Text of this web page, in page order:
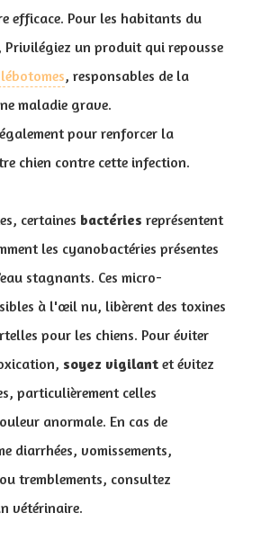
efficace. Pour les habitants du
Privilégiez un produit qui repousse
, responsables de la
maladie grave.
pour renforcer la
chien contre cette infection.
certaines bactéries représentent
les cyanobactéries présentes
stagnants. Ces micro-
à l'œil nu, libèrent des toxines
pour les chiens. Pour éviter
soyez vigilant et évitez
particulièrement celles
anormale. En cas de
diarrhées, vomissements,
tremblements, consultez
vétérinaire.